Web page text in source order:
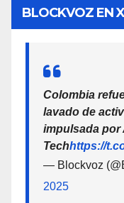
BLOCKVOZ EN
Colombia
lavado de
impulsada por
Techhttps://
— Blockvoz
2025